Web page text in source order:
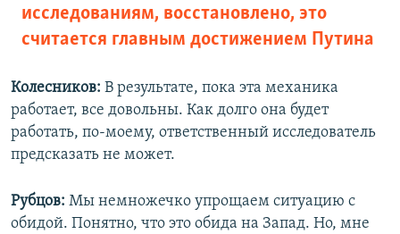
исследованиям, восстановлено, это
считается главным достижением Путина
Колесников: В результате, пока эта механика
работает, все довольны. Как долго она будет
работать, по-моему, ответственный исследователь
предсказать не может.
Рубцов: Мы немножечко упрощаем ситуацию с
обидой. Понятно, что это обида на Запад. Но, мне